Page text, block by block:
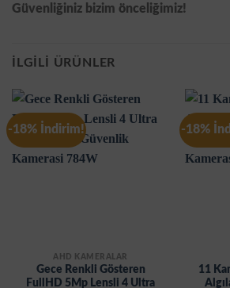
Güvenliğiniz bizim önceliğimiz!
İLGILI ÜRÜNLER
-18% İndirim!
AHD KAMERALAR
Gece Renkli Gösteren
FullHD 5Mp Lensli 4 Ultra
-18%
11